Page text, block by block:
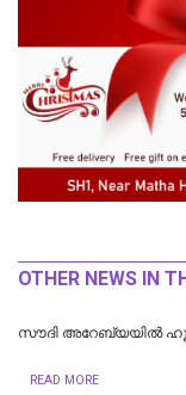
OTHER NEWS IN
സൗദി അറേബ്യയിൽ
READ MORE